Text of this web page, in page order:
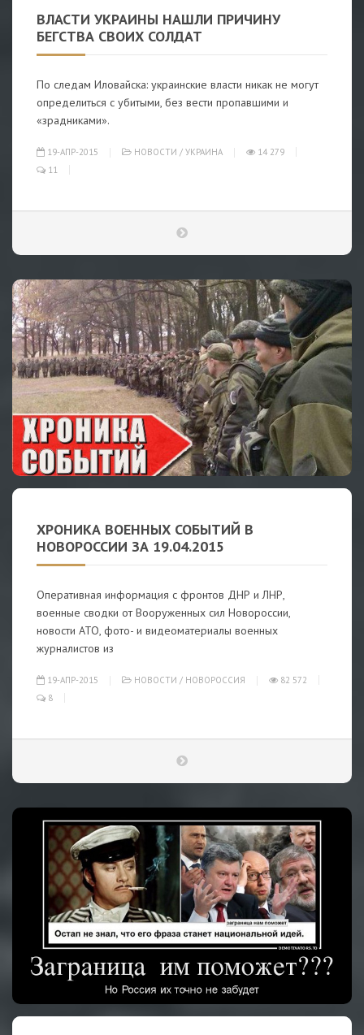
ВЛАСТИ УКРАИНЫ НАШЛИ ПРИЧИНУ
БЕГСТВА СВОИХ СОЛДАТ
По следам Иловайска: украинские власти никак не могут
определиться с убитыми, без вести пропавшими и
«зрадниками».
19-АПР-2015 НОВОСТИ / УКРАИНА
14 279
11
ХРОНИКА ВОЕННЫХ СОБЫТИЙ В
НОВОРОССИИ ЗА 19.04.2015
Оперативная информация с фронтов ДНР и ЛНР,
военные сводки от Вооруженных сил Новороссии,
новости АТО, фото- и видеоматериалы военных
журналистов из
19-АПР-2015 НОВОСТИ / НОВОРОССИЯ
82 572
8